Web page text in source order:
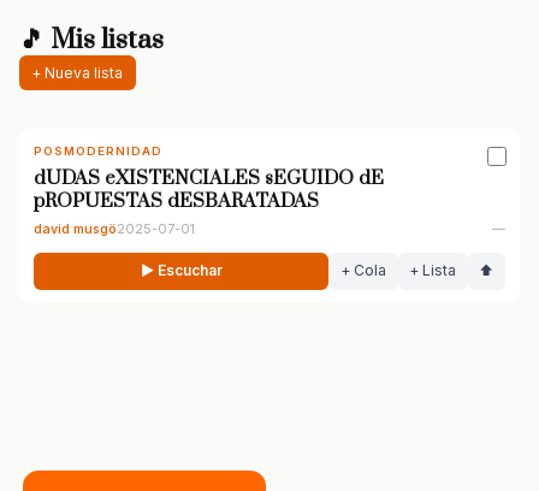
🎵 Mis listas
+ Nueva lista
POSMODERNIDAD
dUDAS eXISTENCIALES sEGUIDO dE
pROPUESTAS dESBARATADAS
david musgö2025-07-01 —
▶ Escuchar + Cola + Lista ⬆